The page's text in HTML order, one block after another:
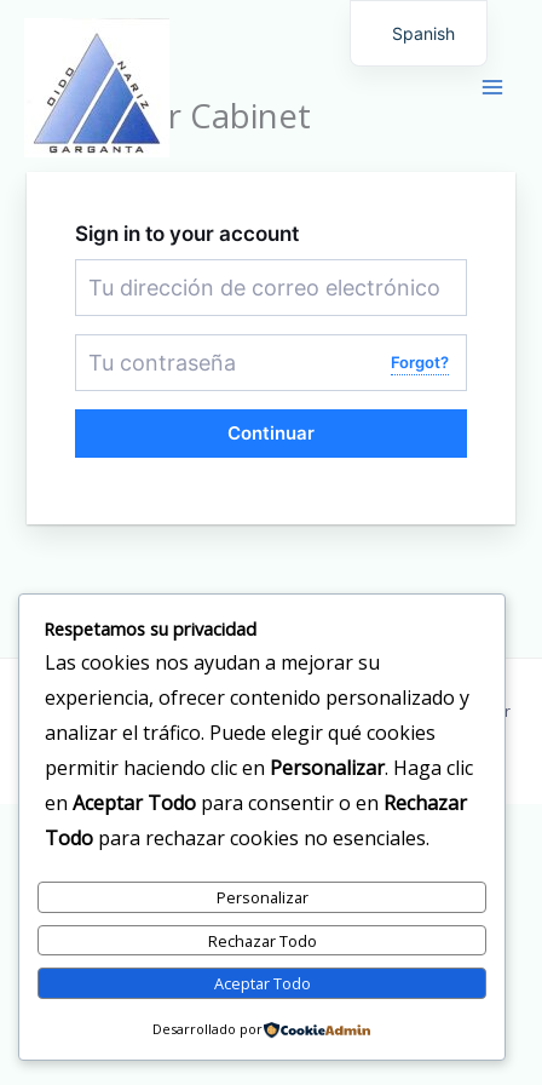
contenido
Customer Cabinet
Sign in to your account
Forgot?
Continuar
Copyright © 2026 Clinica Doctor Reyes | Powered by Clinica Doctor
Reyes
Respetamos su privacidad
Las cookies nos ayudan a mejorar su
experiencia, ofrecer contenido personalizado y
analizar el tráfico. Puede elegir qué cookies
permitir haciendo clic en Personalizar. Haga clic
en Aceptar Todo para consentir o en Rechazar
Todo para rechazar cookies no esenciales.
Personalizar
Rechazar Todo
Aceptar Todo
Desarrollado por
Spanish